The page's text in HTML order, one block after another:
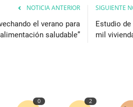
NOTICIA ANTERIOR
el verano para
saludable”
SIGUIENTE
Estudio de
mil
0 2